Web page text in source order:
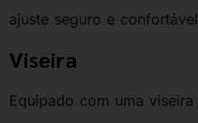
ajuste seguro e
Viseira
Equipado com uma